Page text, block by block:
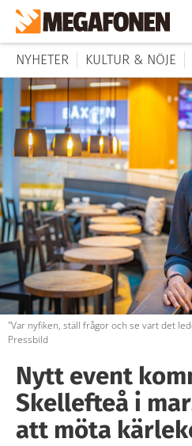
NYHETER KULTUR & NÖJE
"Var nyfiken, ställ frågor och se vart det
Pressbild
Nytt event
Skellefteå i
att möta